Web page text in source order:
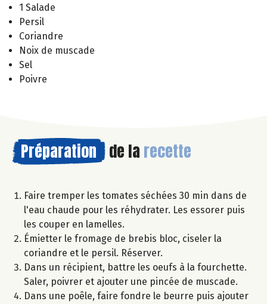
1 Salade
Persil
Coriandre
Noix de muscade
Sel
Poivre
Préparation de la recette
Faire tremper les tomates séchées 30 min dans de
l'eau chaude pour les réhydrater. Les essorer puis
les couper en lamelles.
Émietter le fromage de brebis bloc, ciseler la
coriandre et le persil. Réserver.
Dans un récipient, battre les oeufs à la fourchette.
Saler, poivrer et ajouter une pincée de muscade.
Dans une poêle, faire fondre le beurre puis ajouter